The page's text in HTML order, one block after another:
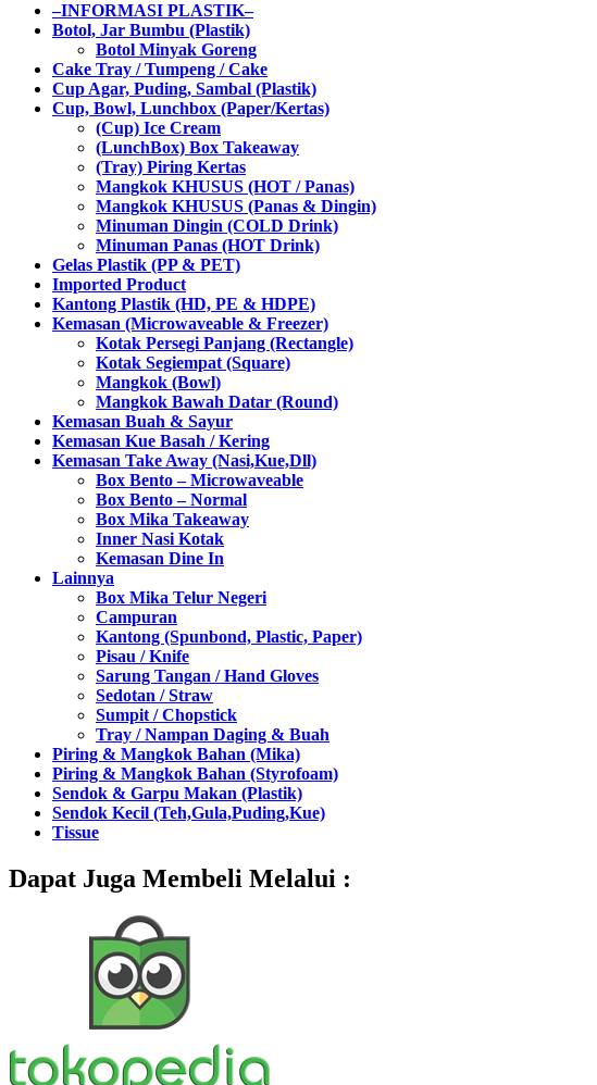
–INFORMASI PLASTIK–
Botol, Jar Bumbu (Plastik)
Botol Minyak Goreng
Cake Tray / Tumpeng / Cake
Cup Agar, Puding, Sambal (Plastik)
Cup, Bowl, Lunchbox (Paper/Kertas)
(Cup) Ice Cream
(LunchBox) Box Takeaway
(Tray) Piring Kertas
Mangkok KHUSUS (HOT / Panas)
Mangkok KHUSUS (Panas & Dingin)
Minuman Dingin (COLD Drink)
Minuman Panas (HOT Drink)
Gelas Plastik (PP & PET)
Imported Product
Kantong Plastik (HD, PE & HDPE)
Kemasan (Microwaveable & Freezer)
Kotak Persegi Panjang (Rectangle)
Kotak Segiempat (Square)
Mangkok (Bowl)
Mangkok Bawah Datar (Round)
Kemasan Buah & Sayur
Kemasan Kue Basah / Kering
Kemasan Take Away (Nasi,Kue,Dll)
Box Bento – Microwaveable
Box Bento – Normal
Box Mika Takeaway
Inner Nasi Kotak
Kemasan Dine In
Lainnya
Box Mika Telur Negeri
Campuran
Kantong (Spunbond, Plastic, Paper)
Pisau / Knife
Sarung Tangan / Hand Gloves
Sedotan / Straw
Sumpit / Chopstick
Tray / Nampan Daging & Buah
Piring & Mangkok Bahan (Mika)
Piring & Mangkok Bahan (Styrofoam)
Sendok & Garpu Makan (Plastik)
Sendok Kecil (Teh,Gula,Puding,Kue)
Tissue
Dapat Juga Membeli Melalui :